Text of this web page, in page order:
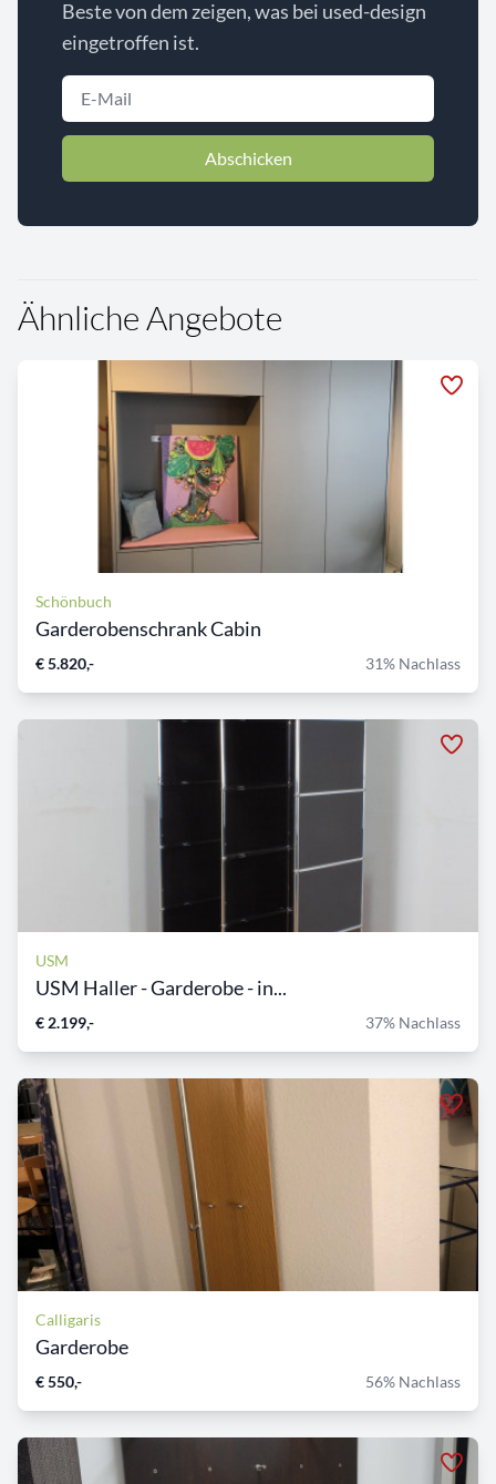
Beste von dem zeigen, was bei used-design
eingetroffen ist.
Abschicken
Ähnliche Angebote
Schönbuch
Garderobenschrank Cabin
€ 5.820,- 31% Nachlass
USM
USM Haller - Garderobe - in...
€ 2.199,- 37% Nachlass
Calligaris
Garderobe
€ 550,- 56% Nachlass